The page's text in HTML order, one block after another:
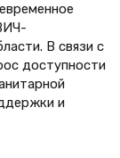
В связи с
доступности
и